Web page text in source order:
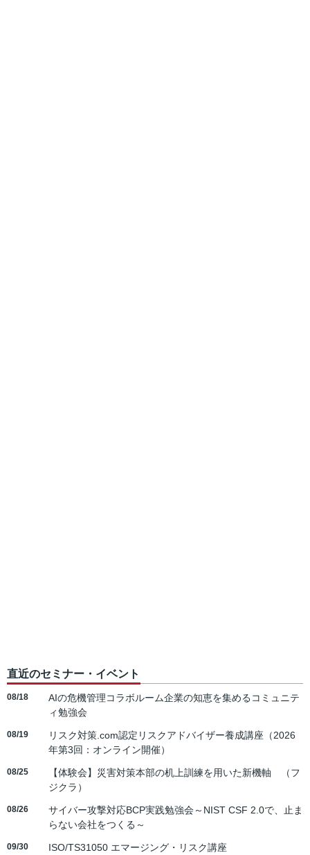
直近のセミナー・イベント
08/18
AIの危機管理コラボルーム企業の知恵を集めるコミュニテ
ィ勉強会
08/19
リスク対策.com認定リスクアドバイザー養成講座（2026
年第3回：オンライン開催）
08/25
【体験会】災害対策本部の机上訓練を用いた新機軸 （フ
ジクラ）
08/26
サイバー攻撃対応BCP実践勉強会～NIST CSF 2.0で、止ま
らない会社をつくる～
09/30 ISO/TS31050 エマージング・リスク講座